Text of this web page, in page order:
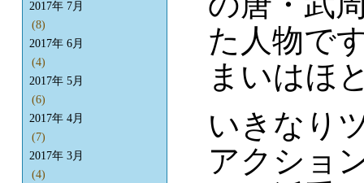
た人物で
まいはほ
いきなり
アクショ
2017年 7月
(8)
2017年 6月
(4)
2017年 5月
(6)
2017年 4月
(7)
2017年 3月
(4)